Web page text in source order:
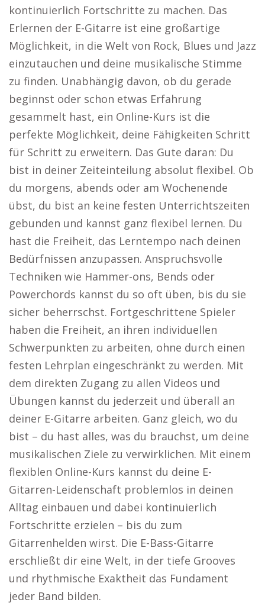
kontinuierlich Fortschritte zu machen. Das
Erlernen der E-Gitarre ist eine großartige
Möglichkeit, in die Welt von Rock, Blues und Jazz
einzutauchen und deine musikalische Stimme
zu finden. Unabhängig davon, ob du gerade
beginnst oder schon etwas Erfahrung
gesammelt hast, ein Online-Kurs ist die
perfekte Möglichkeit, deine Fähigkeiten Schritt
für Schritt zu erweitern. Das Gute daran: Du
bist in deiner Zeiteinteilung absolut flexibel. Ob
du morgens, abends oder am Wochenende
übst, du bist an keine festen Unterrichtszeiten
gebunden und kannst ganz flexibel lernen. Du
hast die Freiheit, das Lerntempo nach deinen
Bedürfnissen anzupassen. Anspruchsvolle
Techniken wie Hammer-ons, Bends oder
Powerchords kannst du so oft üben, bis du sie
sicher beherrschst. Fortgeschrittene Spieler
haben die Freiheit, an ihren individuellen
Schwerpunkten zu arbeiten, ohne durch einen
festen Lehrplan eingeschränkt zu werden. Mit
dem direkten Zugang zu allen Videos und
Übungen kannst du jederzeit und überall an
deiner E-Gitarre arbeiten. Ganz gleich, wo du
bist – du hast alles, was du brauchst, um deine
musikalischen Ziele zu verwirklichen. Mit einem
flexiblen Online-Kurs kannst du deine E-
Gitarren-Leidenschaft problemlos in deinen
Alltag einbauen und dabei kontinuierlich
Fortschritte erzielen – bis du zum
Gitarrenhelden wirst. Die E-Bass-Gitarre
erschließt dir eine Welt, in der tiefe Grooves
und rhythmische Exaktheit das Fundament
jeder Band bilden.